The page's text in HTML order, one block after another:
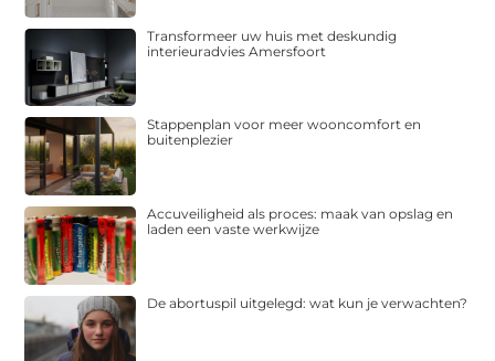
Transformeer uw huis met deskundig
interieuradvies Amersfoort
Stappenplan voor meer wooncomfort en
buitenplezier
Accuveiligheid als proces: maak van opslag en
laden een vaste werkwijze
De abortuspil uitgelegd: wat kun je verwachten?